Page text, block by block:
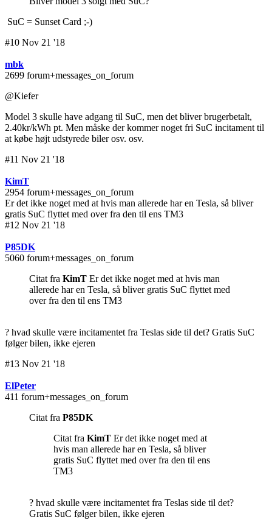
SuC = Sunset Card ;-)
#10 Nov 21 '18
mbk
2699 forum+messages_on_forum
@Kiefer
Model 3 skulle have adgang til SuC, men det bliver brugerbetalt,
2.40kr/kWh pt. Men måske der kommer noget fri SuC incitament til
at købe højt udstyrede biler osv. osv.
#11 Nov 21 '18
KimT
2954 forum+messages_on_forum
Er det ikke noget med at hvis man allerede har en Tesla, så bliver
gratis SuC flyttet med over fra den til ens TM3
#12 Nov 21 '18
P85DK
5060 forum+messages_on_forum
Citat fra KimT Er det ikke noget med at hvis man
allerede har en Tesla, så bliver gratis SuC flyttet med
over fra den til ens TM3
? hvad skulle være incitamentet fra Teslas side til det? Gratis SuC
følger bilen, ikke ejeren
#13 Nov 21 '18
ElPeter
411 forum+messages_on_forum
Citat fra P85DK
Citat fra KimT Er det ikke noget med at
hvis man allerede har en Tesla, så bliver
gratis SuC flyttet med over fra den til ens
TM3
? hvad skulle være incitamentet fra Teslas side til det?
Gratis SuC følger bilen, ikke ejeren